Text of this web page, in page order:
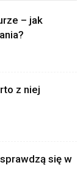
– jak
z niej
się w